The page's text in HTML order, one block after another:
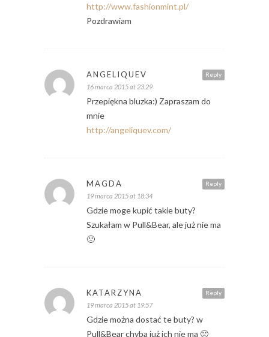
http://www.fashionmint.pl/
Pozdrawiam
Reply
ANGELIQUEV
16 marca 2015 at 23:29
Przepiękna bluzka:) Zapraszam do
mnie
http://angeliquev.com/
Reply
MAGDA
19 marca 2015 at 18:34
Gdzie moge kupić takie buty?
Szukałam w Pull&Bear, ale już nie ma
🙁
Reply
KATARZYNA
19 marca 2015 at 19:57
Gdzie można dostać te buty? w
Pull&Bear chyba już ich nie ma 🙁